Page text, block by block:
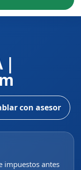
|
con asesor
impuestos antes